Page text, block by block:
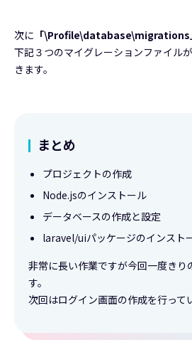
次に 「\Profile\database\migrations
下記３つのマイグレーションファイル
きます。
まとめ
プロジェクトの作成
Node.jsのインストール
データベースの作成と設定
laravel/uiパッケージのインスト
非常に長い作業ですが今回一度きり
す。
次回はログイン画面の作成を行って